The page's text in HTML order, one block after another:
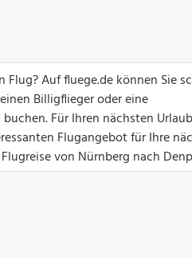
Auf fluege.de können Sie
Billigflieger oder eine
Für Ihren nächsten
Flugangebot für Ihre
von Nürnberg nach